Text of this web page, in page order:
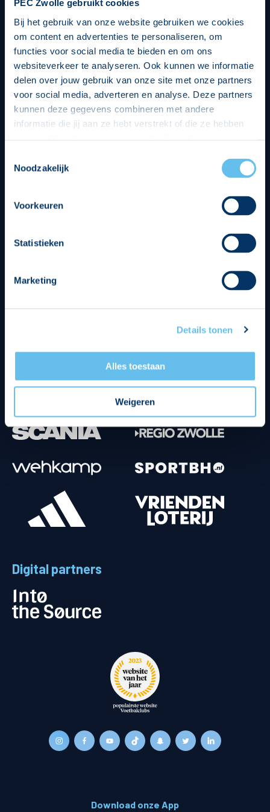
PEC Zwolle gebruikt cookies
Bij het gebruik van onze website gebruiken we cookies
om content en advertenties te personaliseren, om
functies voor social media te bieden en om ons
websiteverkeer te analyseren. Ook kunnen we informatie
delen over jouw gebruik van onze site met onze partners
voor social media, adverteren en analyse. Deze partners
kunnen deze gegevens combineren met andere
informatie die jij aan ze hebt verstrekt of die ze hebben
op een veilige en integere wijze. Je kunt je toestemming
beheren op de privacy- en cookieverklaring pagina.
Noodzakelijk
Voorkeuren
Statistieken
Marketing
Details tonen
Alles toestaan
Weigeren
Digital partners
Download onze App